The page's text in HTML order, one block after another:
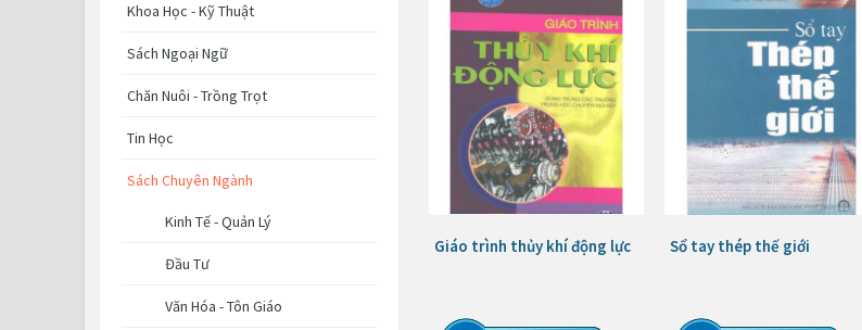
Khoa Học - Kỹ Thuật
Sách Ngoại Ngữ
Chăn Nuôi - Trồng Trọt
Tin Học
Sách Chuyên Ngành
Kinh Tế - Quản Lý
Đầu Tư
Văn Hóa - Tôn Giáo
Giáo trình thủy khí động lực Sổ tay thép thế giới